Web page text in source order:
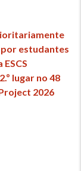
estudantes
ESCS
lugar no 48
2026